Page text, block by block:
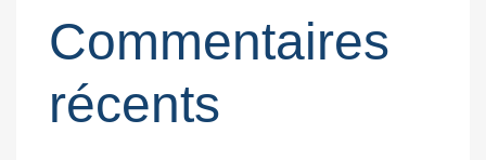
Commentaires
récents